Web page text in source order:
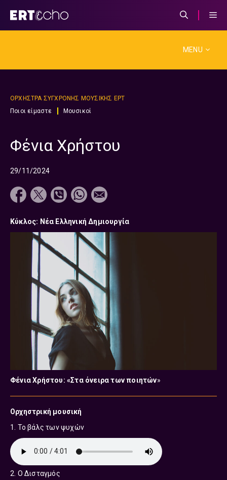
MENU
ΟΡΧΗΣΤΡΑ ΣΥΓΧΡΟΝΗΣ ΜΟΥΣΙΚΗΣ ΕΡΤ
Ποιοι είμαστε
Μουσικοί
Φένια Χρήστου
29/11/2024
Κύκλος: Νέα Ελληνική Δημιουργία
Φένια Χρήστου: «Στα όνειρα των ποιητών»
Ορχηστρική μουσική
1. To βάλς των ψυχών
2. Ο Δισταγμός